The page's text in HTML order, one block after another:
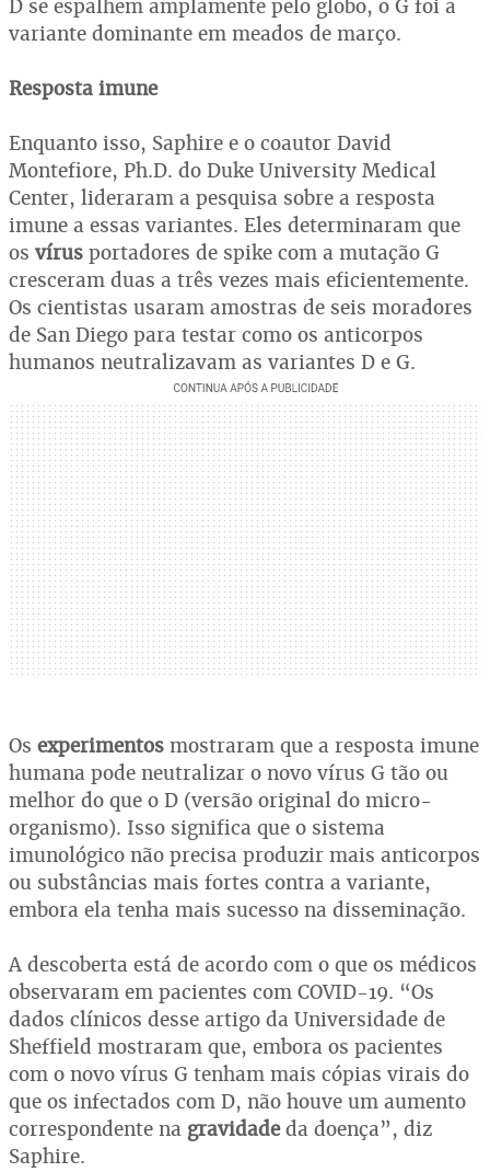
D se espalhem amplamente pelo globo, o G foi a
variante dominante em meados de março.
Resposta imune
Enquanto isso, Saphire e o coautor David
Montefiore, Ph.D. do Duke University Medical
Center, lideraram a pesquisa sobre a resposta
imune a essas variantes. Eles determinaram que
os vírus portadores de spike com a mutação G
cresceram duas a três vezes mais eficientemente.
Os cientistas usaram amostras de seis moradores
de San Diego para testar como os anticorpos
humanos neutralizavam as variantes D e G.
Os experimentos mostraram que a resposta imune
humana pode neutralizar o novo vírus G tão ou
melhor do que o D (versão original do micro-
organismo). Isso significa que o sistema
imunológico não precisa produzir mais anticorpos
ou substâncias mais fortes contra a variante,
embora ela tenha mais sucesso na disseminação.
A descoberta está de acordo com o que os médicos
observaram em pacientes com COVID-19. “Os
dados clínicos desse artigo da Universidade de
Sheffield mostraram que, embora os pacientes
com o novo vírus G tenham mais cópias virais do
que os infectados com D, não houve um aumento
correspondente na gravidadeda doença”, diz
Saphire.